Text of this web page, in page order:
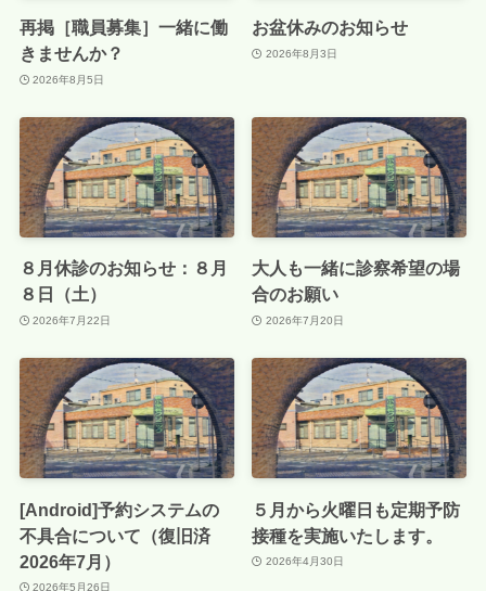
再掲［職員募集］一緒に働
きませんか？
2026年8月5日
お盆休みのお知らせ
2026年8月3日
８月休診のお知らせ：８月
８日（土）
2026年7月22日
大人も一緒に診察希望の場
合のお願い
2026年7月20日
[Android]予約システムの
不具合について（復旧済
2026年7月）
2026年5月26日
５月から火曜日も定期予防
接種を実施いたします。
2026年4月30日